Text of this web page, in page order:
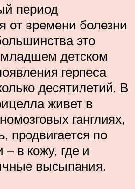
период
от времени болезни
это
детском
герпеса
десятилетий. В
живет в
ганглиях,
продвигается по
– в кожу, где и
высыпания.